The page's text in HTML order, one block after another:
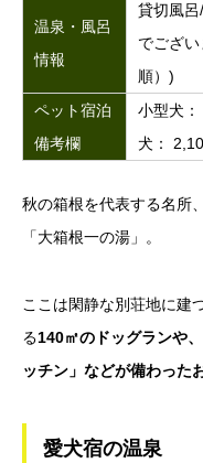
温泉・風呂
情報
貸切風
でござ
順）)
ペット宿泊
備考欄
小型犬
犬：
秋の箱根を代表する名所
「大箱根一の湯」。
ここは閑静な別荘地に建
る140㎡のドッグランや
ッチン」などが備わった
愛犬宿の温泉